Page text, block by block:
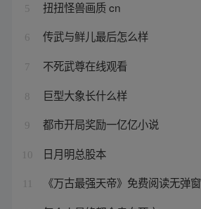
5 扭扭怪兽画质 cn
6 传武与鲜儿最后怎么样
7 不死武尊在线观看
8 巨型大象长什么样
9 都市开局奖励一亿亿小说
10 日月明总股本
《万古最强天帝》免费阅读无弹窗